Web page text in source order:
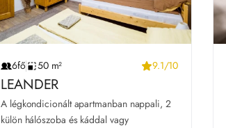
6fő 50 m² 9.1/10
LEANDER
A légkondicionált apartmanban nappali, 2
külön hálószoba és káddal vagy